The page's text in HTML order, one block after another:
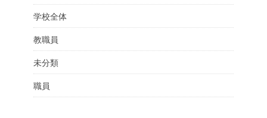
学校全体
教職員
未分類
職員